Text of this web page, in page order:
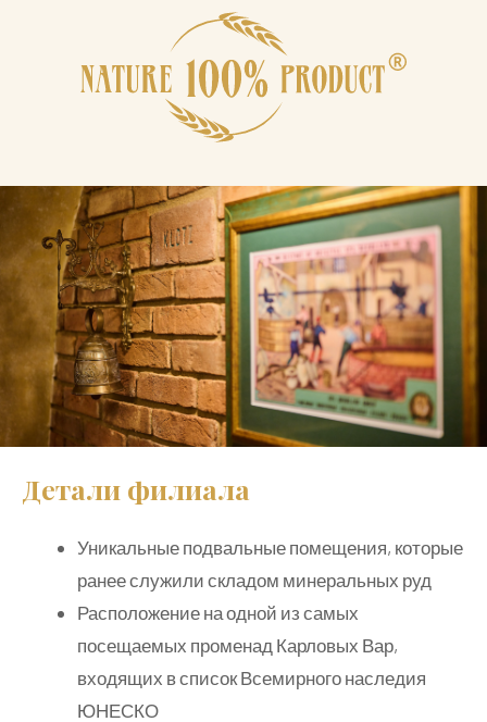
Детали филиала
Уникальные подвальные помещения, которые
ранее служили складом минеральных руд
Расположение на одной из самых
посещаемых променад Карловых Вар,
входящих в список Всемирного наследия
ЮНЕСКО